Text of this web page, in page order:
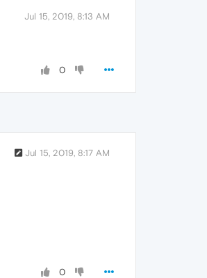
Jul 15, 2019, 8:13 AM
0
Jul 15, 2019, 8:17 AM
0